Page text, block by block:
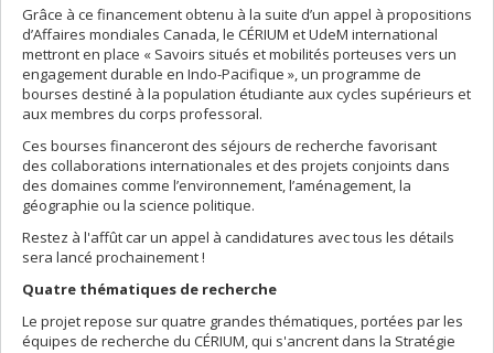
Grâce à ce financement obtenu à la suite d’un appel à propositions
d’Affaires mondiales Canada, le CÉRIUM et UdeM international
mettront en place « Savoirs situés et mobilités porteuses vers un
engagement durable en Indo-Pacifique », un programme de
bourses destiné à la population étudiante aux cycles supérieurs et
aux membres du corps professoral.
Ces bourses financeront des séjours de recherche favorisant
des collaborations internationales et des projets conjoints dans
des domaines comme l’environnement, l’aménagement, la
géographie ou la science politique.
Restez à l'affût car un appel à candidatures avec tous les détails
sera lancé prochainement !
Quatre thématiques de recherche
Le projet repose sur quatre grandes thématiques, portées par les
équipes de recherche du CÉRIUM, qui s'ancrent dans la Stratégie